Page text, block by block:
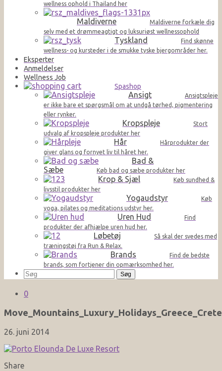
wellness ophold i Thailand her
Maldiverne
Maldiverne forkæle dig
selv med et drømmeagtigt og luksuriøst wellnessophold
Tyskland
Find skønne
wellness- og kursteder i de smukke tyske bjergområder her.
Eksperter
Anmeldelser
Wellness Job
Spashop
Ansigt
Ansigtspleje
er ikke bare et spørgsmål om at undgå tørhed, pigmentering
eller rynker.
Kropspleje
Stort
udvalg af kropspleje produkter her
Hår
Hårprodukter der
giver glans og fornyet liv til håret her.
Bad &
Sæbe
Køb bad og sæbe produkter her
Krop & Sjæl
Køb sundhed &
livsstil produkter her
Yogaudstyr
Køb
yoga, pilates og meditations udstyr her.
Uren Hud
Find
produkter der afhjælpe uren hud her.
Løbetøj
Så skal der svedes med
træningstøj fra Run & Relax.
Brands
Find de bedste
brands, som fortjener din opmærksomhed her.
Søg
efter:
0
26. juni 2014
Share